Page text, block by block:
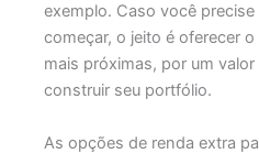
exemplo. Caso você precise
começar, o jeito é oferecer
mais próximas, por um
construir seu portfólio.
As opções de renda extra